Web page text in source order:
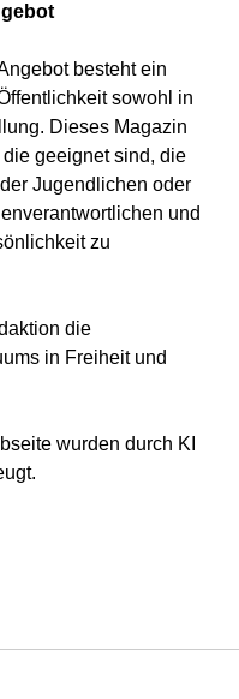
besteht ein
sowohl in
Dieses Magazin
geeignet sind, die
Jugendlichen oder
und
zu
die
in Freiheit und
wurden durch KI